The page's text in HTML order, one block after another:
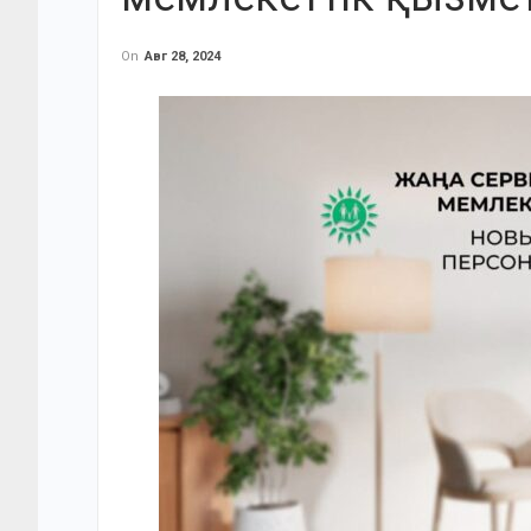
On Авг 28, 2024